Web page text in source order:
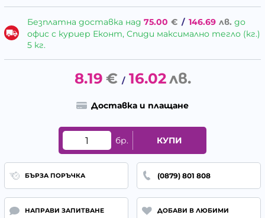
Безплатна доставка над 75.00 € / 146.69 лв. до
офис с куриер Еконт, Спиди максимално тегло (кг.)
5 кг.
8.19 € / 16.02лв.
Доставка и плащане
бр. КУПИ
БЪРЗА ПОРЪЧКА (0879) 801 808
НАПРАВИ ЗАПИТВАНЕ ДОБАВИ В ЛЮБИМИ